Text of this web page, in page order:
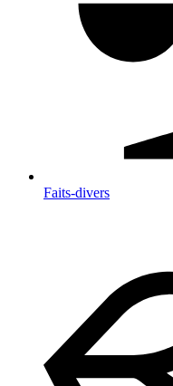
Faits-divers